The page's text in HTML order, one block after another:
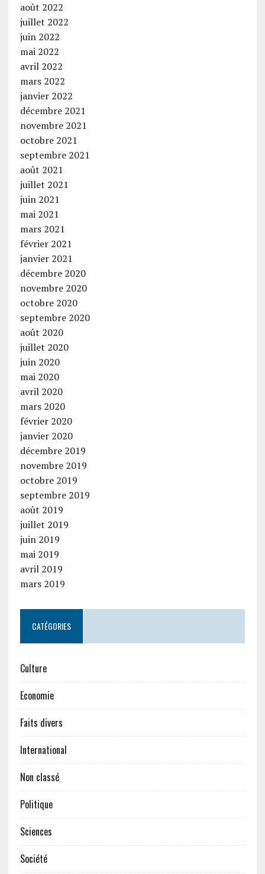
août 2022
juillet 2022
juin 2022
mai 2022
avril 2022
mars 2022
janvier 2022
décembre 2021
novembre 2021
octobre 2021
septembre 2021
août 2021
juillet 2021
juin 2021
mai 2021
mars 2021
février 2021
janvier 2021
décembre 2020
novembre 2020
octobre 2020
septembre 2020
août 2020
juillet 2020
juin 2020
mai 2020
avril 2020
mars 2020
février 2020
janvier 2020
décembre 2019
novembre 2019
octobre 2019
septembre 2019
août 2019
juillet 2019
juin 2019
mai 2019
avril 2019
mars 2019
CATÉGORIES
Culture
Economie
Faits divers
International
Non classé
Politique
Sciences
Société